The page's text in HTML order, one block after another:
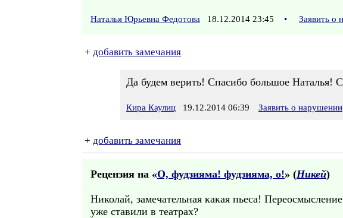
Наталья Юрьевна Федотова 18.12.2014 23:45 • Заявить о
+ добавить замечания
Да будем верить! Спасибо большое Наталья!
Кира Каулиц 19.12.2014 06:39 Заявить о нарушении
+ добавить замечания
Рецензия на «О, фудзияма! фудзияма, о!» (Никей)
Николай, замечательная какая пьеса!
уже ставили в театрах?